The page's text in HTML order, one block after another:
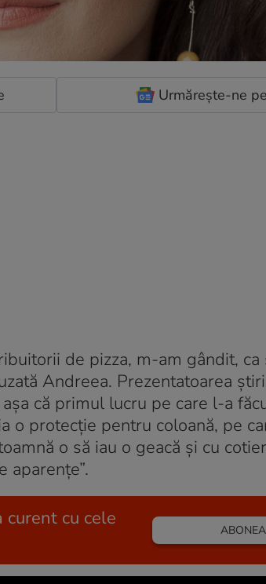
Urmărește-ne
de pizza, m-am gândit,
Andreea. Prezentatoarea
că primul lucru pe care l-a
o protecție pentru coloană, pe
o să iau o geacă și cu
aparențe”.
cu cele